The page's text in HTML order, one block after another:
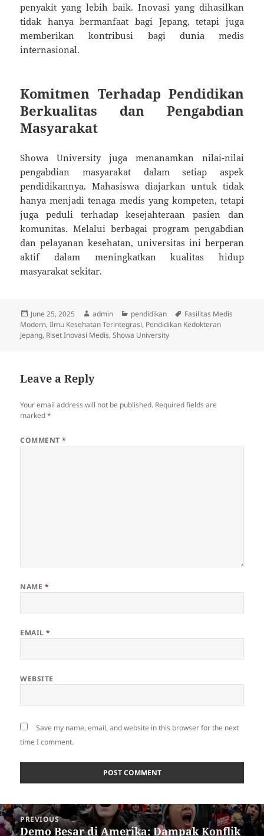
penyakit yang lebih baik. Inovasi yang dihasilkan
tidak hanya bermanfaat bagi Jepang, tetapi juga
memberikan kontribusi bagi dunia medis
internasional.
Komitmen Terhadap Pendidikan
Berkualitas dan Pengabdian
Masyarakat
Showa University juga menanamkan nilai-nilai
pengabdian masyarakat dalam setiap aspek
pendidikannya. Mahasiswa diajarkan untuk tidak
hanya menjadi tenaga medis yang kompeten, tetapi
juga peduli terhadap kesejahteraan pasien dan
komunitas. Melalui berbagai program pengabdian
dan pelayanan kesehatan, universitas ini berperan
aktif dalam meningkatkan kualitas hidup
masyarakat sekitar.
Posted
on
June 25, 2025 Author
admin Categories
pendidikan Tags
Fasilitas Medis
Modern,Ilmu Kesehatan Terintegrasi, Pendidikan Kedokteran
Jepang, Riset Inovasi Medis,Showa University
Leave a Reply
Your email address will not be published. Required fields are
marked*
COMMENT*
NAME *
EMAIL*
WEBSITE
Save my name, email, and website in this browser for the next
time I comment.
Post
navigation
PREVIOUS
Previous
Demo Besar di Amerika: Dampak Konflik